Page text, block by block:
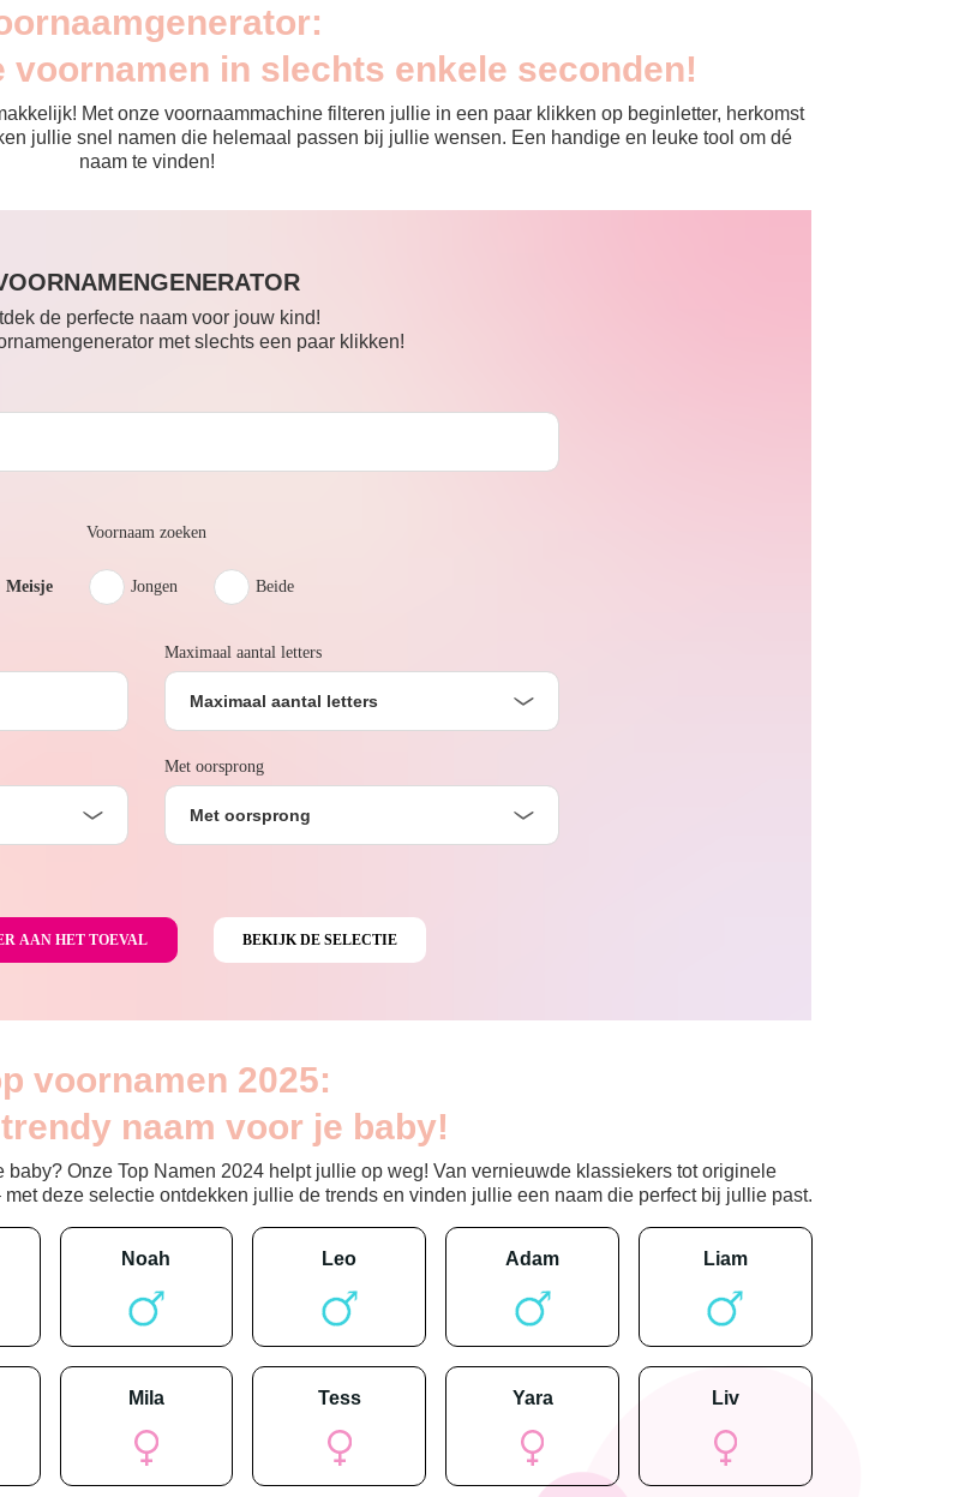
voornamen in slechts enkele seconden!
Met onze voornaammachine filteren jullie in een paar klikken op beginletter, herkomst
jullie snel namen die helemaal passen bij jullie wensen. Een handige en leuke tool om dé
naam te vinden!
de perfecte naam voor jouw kind!
met slechts een paar klikken!
Voornaam zoeken
Meisje Jongen Beide
Maximaal aantal letters
Maximaal aantal letters
Met oorsprong
Met oorsprong
voornamen 2025:
naam voor je baby!
Onze Top Namen 2024 helpt jullie op weg! Van vernieuwde klassiekers tot originele
deze selectie ontdekken jullie de trends en vinden jullie een naam die perfect bij jullie past.
noah leo adam liam
mila tess yara liv